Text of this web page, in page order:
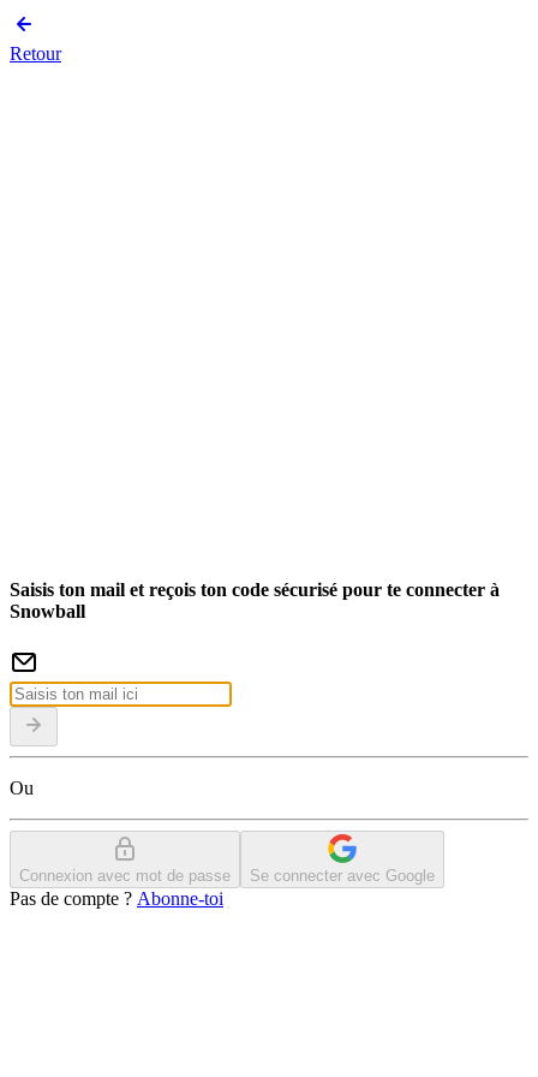
Retour
Saisis ton mail et reçois ton code sécurisé pour te connecter à
Snowball
Ou
Connexion avec mot de passe Se connecter avec Google
Pas de compte ? Abonne-toi